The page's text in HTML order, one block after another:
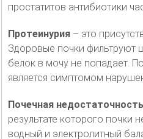
простатитов антибиотики
Протеинурия – это
Здоровые почки фильтруют
белок в мочу не попадает.
является симптомом
Почечная недостаточность
результате которого почки
водный и электролитный